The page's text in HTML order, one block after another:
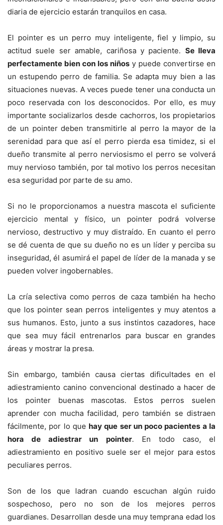
diaria de ejercicio estarán tranquilos en casa.
El pointer es un perro muy inteligente, fiel y limpio, su
actitud suele ser amable, cariñosa y paciente. Se lleva
perfectamente bien con los niños y puede convertirse en
un estupendo perro de familia. Se adapta muy bien a las
situaciones nuevas. A veces puede tener una conducta un
poco reservada con los desconocidos. Por ello, es muy
importante socializarlos desde cachorros, los propietarios
de un pointer deben transmitirle al perro la mayor de la
serenidad para que así el perro pierda esa timidez, si el
dueño transmite al perro nerviosismo el perro se volverá
muy nervioso también, por tal motivo los perros necesitan
esa seguridad por parte de su amo.
Si no le proporcionamos a nuestra mascota el suficiente
ejercicio mental y físico, un pointer podrá volverse
nervioso, destructivo y muy distraído. En cuanto el perro
se dé cuenta de que su dueño no es un líder y perciba su
inseguridad, él asumirá el papel de líder de la manada y se
pueden volver ingobernables.
La cría selectiva como perros de caza también ha hecho
que los pointer sean perros inteligentes y muy atentos a
sus humanos. Esto, junto a sus instintos cazadores, hace
que sea muy fácil entrenarlos para buscar en grandes
áreas y mostrar la presa.
Sin embargo, también causa ciertas dificultades en el
adiestramiento canino convencional destinado a hacer de
los pointer buenas mascotas. Estos perros suelen
aprender con mucha facilidad, pero también se distraen
fácilmente, por lo quehay que ser un poco pacientes a la
hora de adiestrar un pointer. En todo caso, el
adiestramiento en positivo suele ser el mejor para estos
peculiares perros.
Son de los que ladran cuando escuchan algún ruido
sospechoso, pero no son de los mejores perros
guardianes. Desarrollan desde una muy temprana edad los